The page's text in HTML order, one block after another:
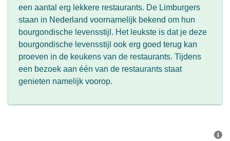
een aantal erg lekkere restaurants. De Limburgers
staan in Nederland voornamelijk bekend om hun
bourgondische levensstijl. Het leukste is dat je deze
bourgondische levensstijl ook erg goed terug kan
proeven in de keukens van de restaurants. Tijdens
een bezoek aan één van de restaurants staat
genieten namelijk voorop.